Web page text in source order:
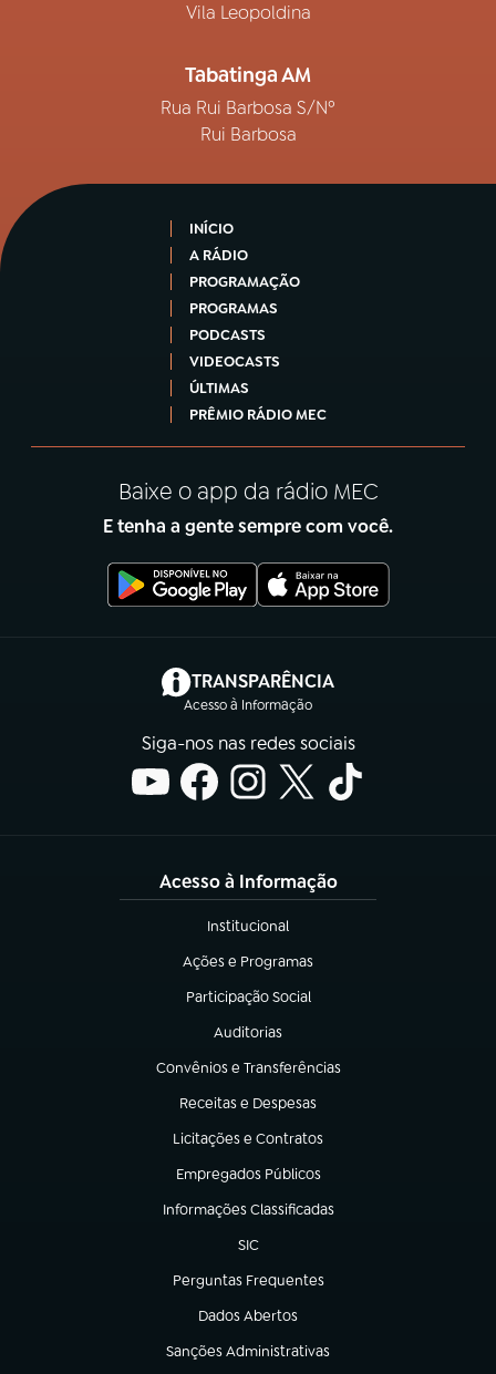
Vila Leopoldina
Tabatinga AM
Rua Rui Barbosa S/Nº
Rui Barbosa
INÍCIO
A RÁDIO
PROGRAMAÇÃO
PROGRAMAS
PODCASTS
VIDEOCASTS
ÚLTIMAS
PRÊMIO RÁDIO MEC
Baixe o app da rádio MEC
E tenha a gente sempre com você.
TRANSPARÊNCIA
Acesso à Informação
(abre em nova aba)
Siga-nos nas redes sociais
Acesso à Informação
Institucional
(abre em nova aba)
Ações e Programas
(abre em nova aba)
Participação Social
(abre em nova aba)
Auditorias
(abre em nova aba)
Convênios e Transferências
(abre em nova aba)
Receitas e Despesas
(abre em nova aba)
Licitações e Contratos
(abre em nova aba)
Empregados Públicos
(abre em nova aba)
Informações Classificadas
(abre em nova aba)
SIC
(abre em nova aba)
Perguntas Frequentes
(abre em nova aba)
Dados Abertos
(abre em nova aba)
Sanções Administrativas
(abre em nova aba)